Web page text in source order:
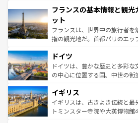
ませてくれるイタリアで、忘れ
なお、新着のイタリア情報は
しい。
文化が根付くこの国では、情熱
れる闘牛、そして美味しいタパ
る。首都マドリードの洗練され
アートに溢れた街角から、地方
せる。地方によって風土や気候
性で訪れ
ンテンツ一覧を参照してほしい
フランスの基本情報と観
ット
フランスは、世界中の旅行者
指の観光地だ。首都パリのエッ
で、幅広い魅力が詰まっている
聖堂、美しいビーチ、そして
から魅了する。また、フランス
いる。シャンパンの発祥地であ
香り高いラベンダー畑など、多
らに、パリ以外の地域にも魅力
ドイツ
ドイツは、豊かな歴史と多彩
の中心に位置する国。中世の街
顔を持つこの国は、どこを歩い
ルリンの文化的活気、バイエル
してライン川沿いのワイン畑と
イギリス
イギリスは、古きよき伝統と最
トミンスター寺院や大英博物館